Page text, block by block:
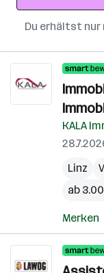
Du erhältst nur
KALA
Linz
ab
Merken